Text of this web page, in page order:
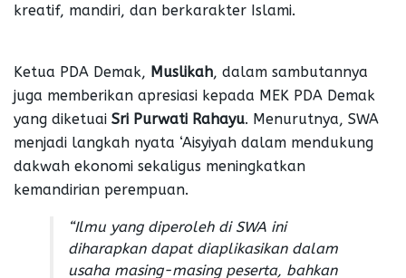
kreatif, mandiri, dan berkarakter Islami.
Ketua PDA Demak, Muslikah, dalam sambutannya
juga memberikan apresiasi kepada MEK PDA Demak
yang diketuai Sri Purwati Rahayu. Menurutnya, SWA
menjadi langkah nyata ‘Aisyiyah dalam mendukung
dakwah ekonomi sekaligus meningkatkan
kemandirian perempuan.
“Ilmu yang diperoleh di SWA ini
diharapkan dapat diaplikasikan dalam
usaha masing-masing peserta, bahkan